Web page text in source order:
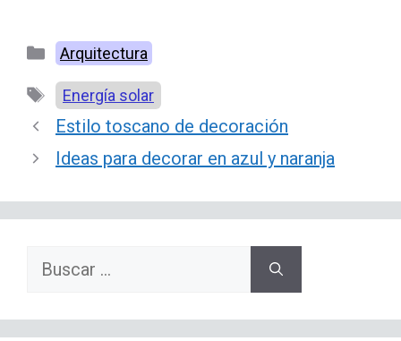
Categorías
Arquitectura
Etiquetas
Energía solar
Estilo toscano de decoración
Ideas para decorar en azul y naranja
Buscar: